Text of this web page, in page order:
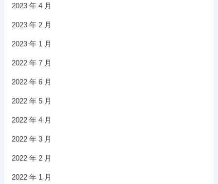
2023 年 4 月
2023 年 2 月
2023 年 1 月
2022 年 7 月
2022 年 6 月
2022 年 5 月
2022 年 4 月
2022 年 3 月
2022 年 2 月
2022 年 1 月